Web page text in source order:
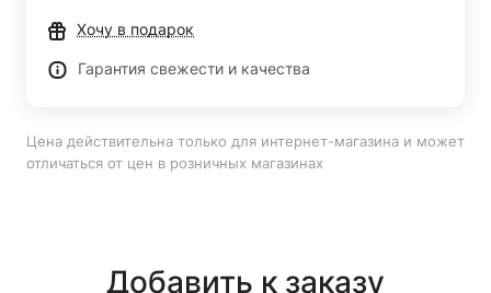
Хочу в подарок
Гарантия свежести и качества
Цена действительна только для интернет-магазина и может
отличаться от цен в розничных магазинах
Добавить к заказу